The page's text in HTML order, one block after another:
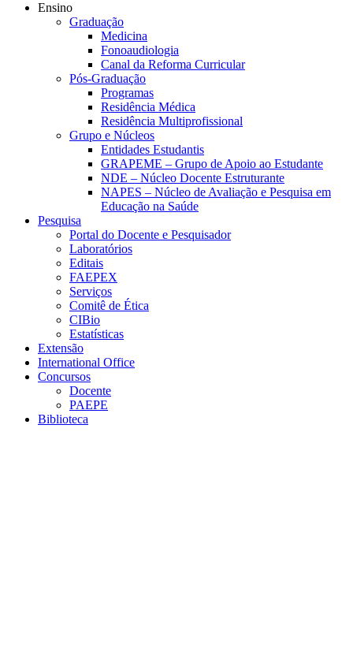
Ensino
Graduação
Medicina
Fonoaudiologia
Canal da Reforma Curricular
Pós-Graduação
Programas
Residência Médica
Residência Multiprofissional
Grupo e Núcleos
Entidades Estudantis
GRAPEME – Grupo de Apoio ao Estudante
NDE – Núcleo Docente Estruturante
NAPES – Núcleo de Avaliação e Pesquisa em
Educação na Saúde
Pesquisa
Portal do Docente e Pesquisador
Laboratórios
Editais
FAEPEX
Serviços
Comitê de Ética
CIBio
Estatísticas
Extensão
International Office
Concursos
Docente
PAEPE
Biblioteca